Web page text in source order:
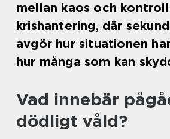
mellan kaos och
krishantering, där
avgör hur situationen
hur många som kan
Vad innebär
dödligt våld?